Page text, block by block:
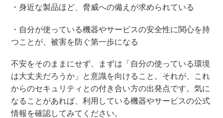
・身近な製品ほど、脅威への備えが求められている
・自分が使っている機器やサービスの安全性に関心を持
つことが、被害を防ぐ第一歩になる
不安をそのままにせず、まずは「自分の使っている環境
は大丈夫だろうか」と意識を向けること。それが、これ
からのセキュリティとの付き合い方の出発点です。気に
なることがあれば、利用している機器やサービスの公式
情報を確認してみてください。